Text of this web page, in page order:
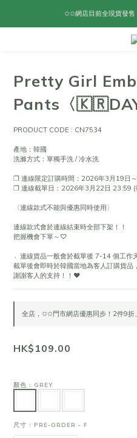
✩✩網店目前全現貨發
Pretty Girl
Pants〈🇰🇷DAY
PRODUCT CODE : CN7534
產地：韓國
洗滌方式：單獨手洗 / 冷水洗
❐ 連線限定訂購時間：2026年3月19日
❐ 連線截單日：2026年3月22日 23:59 (
〈連線款式不能與優惠同時使用〉
連線款式會於連線結束時全部下架！！
把握機會下單～♡
﹆連線貨品一般會於截單後 7-14 個工作
截單後會即時於韓國當地為客人訂購貨品
謝謝客人的支持！！❤
全店，✩✩門市網店優惠同步！2件9
HK$109.00
顏色 : GREY
尺寸 : PRE-ORDER - F